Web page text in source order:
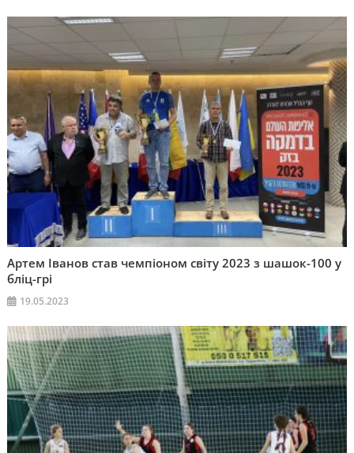
Артем Іванов став чемпіоном світу 2023 з шашок-100 у
бліц-грі
19.05.2023